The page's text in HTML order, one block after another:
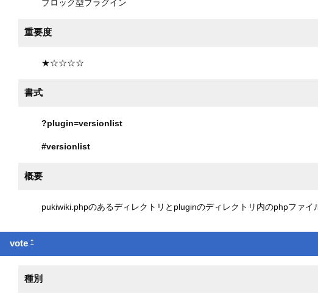
ブロック型プラグイン
重要度
★☆☆☆☆
書式
?plugin=versionlist
#versionlist
概要
pukiwiki.phpのあるディレクトリとpluginのディレクトリ内のphpファイ
vote†
種別